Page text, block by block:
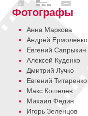
Фотографы
Анна Маркова
Андрей Ермоленко
Евгений Сапрыкин
Алексей Куденко
Дмитрий Лучко
Евгений Титаренко
Макс Кошелев
Михаил Федин
Игорь Зеленцов